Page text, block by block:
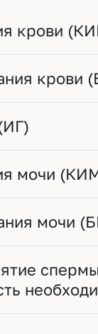
крови
крови
гемостаза (ИГ)
мочи
мочи